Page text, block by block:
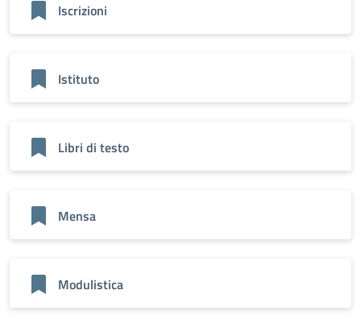
Iscrizioni
Istituto
Libri di testo
Mensa
Modulistica